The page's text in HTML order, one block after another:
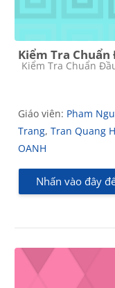
Kiểm Tra Chuẩn
Các loại khóa học
Kiểm Tra Chuẩn
Giáo viên: Pham
Trang, Tran Quang
OANH
Nhấn vào đây